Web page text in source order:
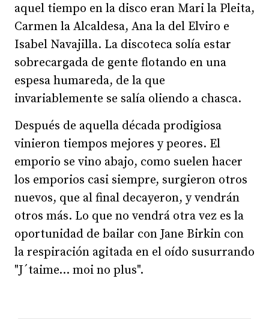
aquel tiempo en la disco eran Mari la Pleita,
Carmen la Alcaldesa, Ana la del Elviro e
Isabel Navajilla. La discoteca solía estar
sobrecargada de gente flotando en una
espesa humareda, de la que
invariablemente se salía oliendo a chasca.
Después de aquella década prodigiosa
vinieron tiempos mejores y peores. El
emporio se vino abajo, como suelen hacer
los emporios casi siempre, surgieron otros
nuevos, que al final decayeron, y vendrán
otros más. Lo que no vendrá otra vez es la
oportunidad de bailar con Jane Birkin con
la respiración agitada en el oído susurrando
"J´taime... moi no plus".